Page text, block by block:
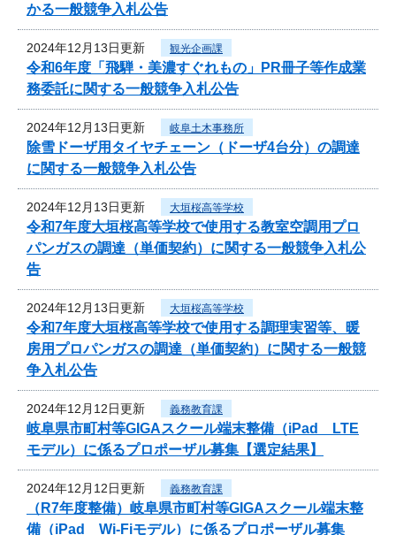
かる一般競争入札公告
2024年12月13日更新 観光企画課
令和6年度「飛騨・美濃すぐれもの」PR冊子等作成業
務委託に関する一般競争入札公告
2024年12月13日更新 岐阜土木事務所
除雪ドーザ用タイヤチェーン（ドーザ4台分）の調達
に関する一般競争入札公告
2024年12月13日更新 大垣桜高等学校
令和7年度大垣桜高等学校で使用する教室空調用プロ
パンガスの調達（単価契約）に関する一般競争入札公
告
2024年12月13日更新 大垣桜高等学校
令和7年度大垣桜高等学校で使用する調理実習等、暖
房用プロパンガスの調達（単価契約）に関する一般競
争入札公告
2024年12月12日更新 義務教育課
岐阜県市町村等GIGAスクール端末整備（iPad LTE
モデル）に係るプロポーザル募集【選定結果】
2024年12月12日更新 義務教育課
（R7年度整備）岐阜県市町村等GIGAスクール端末整
備（iPad Wi-Fiモデル）に係るプロポーザル募集